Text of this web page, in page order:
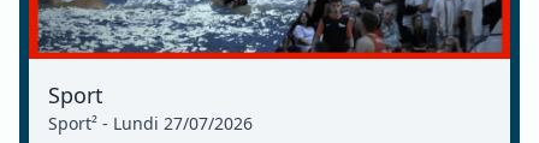
Sport
Sport² - Lundi 27/07/2026